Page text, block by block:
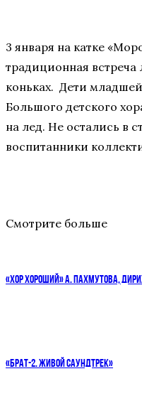
3 января на катке
традиционная
коньках. Дети
Большого детского
на лед. Не остались в
воспитанники
Смотрите больше
«ХОР ХОРОШИЙ» А. ПАХМУТОВА,
«БРАТ-2. ЖИВОЙ САУНДТРЕК»